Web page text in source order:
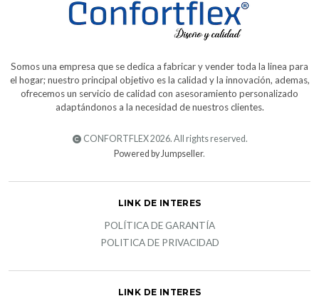
Somos una empresa que se dedica a fabricar y vender toda la linea para
el hogar; nuestro principal objetivo es la calidad y la innovación, ademas,
ofrecemos un servicio de calidad con asesoramiento personalizado
adaptándonos a la necesidad de nuestros clientes.
CONFORTFLEX 2026. All rights reserved.
Powered by Jumpseller.
LINK DE INTERES
POLÍTICA DE GARANTÍA
POLITICA DE PRIVACIDAD
LINK DE INTERES